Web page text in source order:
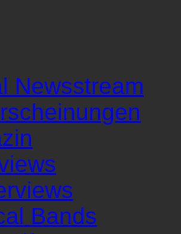
Newsstream
Bands